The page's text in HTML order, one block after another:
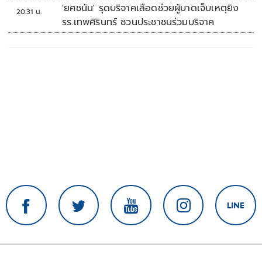
20:31 น.
'ยศชนัน' รุดบริจาคเลือดช่วยผู้บาดเจ็บเหตุยิง
รร.เทพศิรินทร์ ชวนประชาชนร่วมบริจาค